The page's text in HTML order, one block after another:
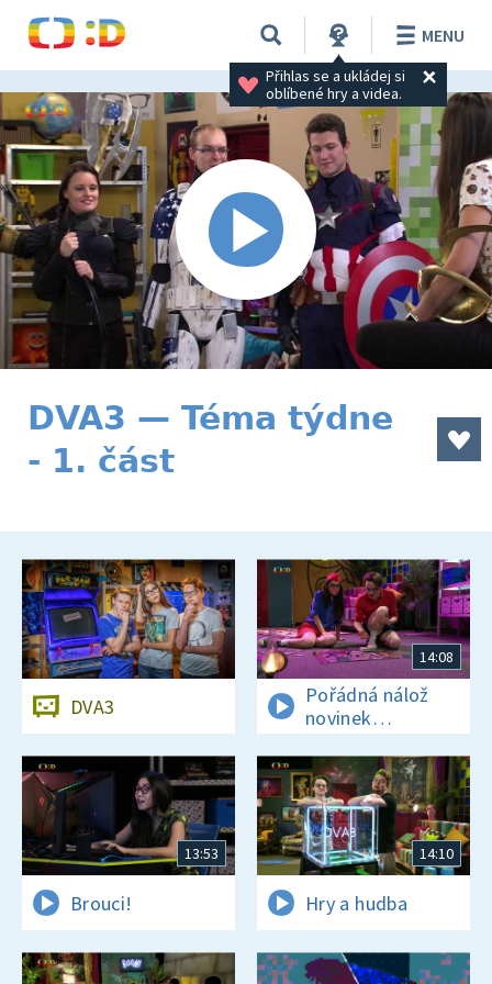
Přihlas se a ukládej si
oblíbené hry a videa.
MENU
DVA3 — Téma týdne
- 1. část
DVA3
14:08
Pořádná nálož
novinek
a zajímavostí
13:53
Brouci!
14:10
Hry a hudba